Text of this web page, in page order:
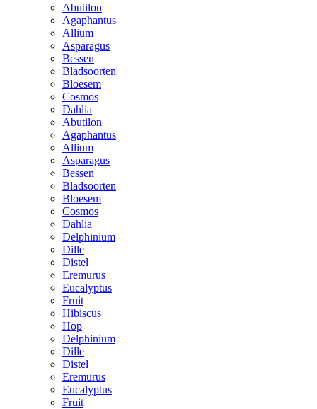
Abutilon
Agaphantus
Allium
Asparagus
Bessen
Bladsoorten
Bloesem
Cosmos
Dahlia
Abutilon
Agaphantus
Allium
Asparagus
Bessen
Bladsoorten
Bloesem
Cosmos
Dahlia
Delphinium
Dille
Distel
Eremurus
Eucalyptus
Fruit
Hibiscus
Hop
Delphinium
Dille
Distel
Eremurus
Eucalyptus
Fruit